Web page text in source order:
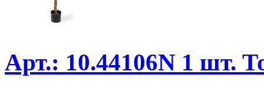
Арт.: 10.44106N 1 шт.